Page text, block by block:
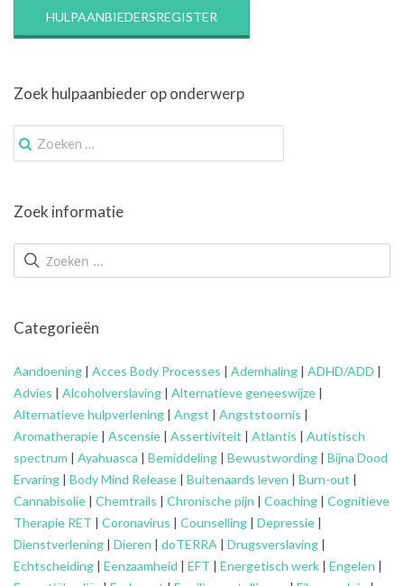
HULPAANBIEDERSREGISTER
Zoek hulpaanbieder op onderwerp
Zoek
naar:
Zoek informatie
Categorieën
Aandoening | Acces Body Processes | Ademhaling | ADHD/ADD |
Advies | Alcoholverslaving | Alternatieve geneeswijze |
Alternatieve hulpverlening | Angst | Angststoornis |
Aromatherapie | Ascensie | Assertiviteit | Atlantis | Autistisch
spectrum | Ayahuasca | Bemiddeling | Bewustwording | Bijna Dood
Ervaring | Body Mind Release | Buitenaards leven | Burn-out |
Cannabisolie | Chemtrails | Chronische pijn | Coaching | Cognitieve
Therapie RET | Coronavirus | Counselling | Depressie |
Dienstverlening | Dieren | doTERRA | Drugsverslaving |
Echtscheiding | Eenzaamheid | EFT | Energetisch werk | Engelen |